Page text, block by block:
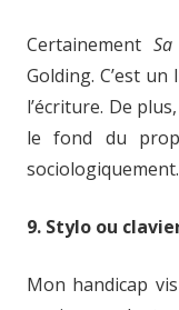
Certainement
Golding. C’est
l’écriture. De
le fond du
sociologiquement.
9. Stylo ou
Mon handicap